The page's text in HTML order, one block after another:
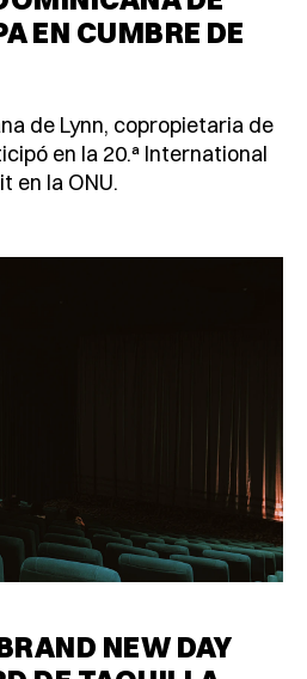
EN CUMBRE DE
de Lynn, copropietaria de
en la 20.ª International
en la ONU.
NEW DAY